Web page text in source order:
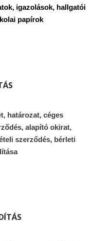
igazolások, hallgatói
papírok
határozat, céges
alapító okirat,
szerződés, bérleti